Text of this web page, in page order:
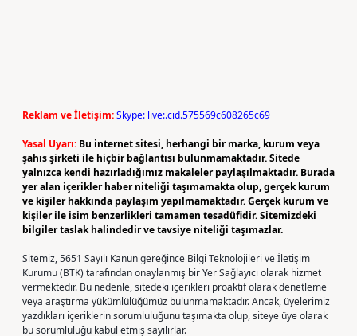
Reklam ve İletişim:Skype: live:.cid.575569c608265c69
Yasal Uyarı: Bu internet sitesi, herhangi bir marka, kurum veya
şahıs şirketi ile hiçbir bağlantısı bulunmamaktadır. Sitede
yalnızca kendi hazırladığımız makaleler paylaşılmaktadır. Burada
yer alan içerikler haber niteliği taşımamakta olup, gerçek kurum
ve kişiler hakkında paylaşım yapılmamaktadır. Gerçek kurum ve
kişiler ile isim benzerlikleri tamamen tesadüfidir. Sitemizdeki
bilgiler taslak halindedir ve tavsiye niteliği taşımazlar.
Sitemiz, 5651 Sayılı Kanun gereğince Bilgi Teknolojileri ve İletişim
Kurumu (BTK) tarafından onaylanmış bir Yer Sağlayıcı olarak hizmet
vermektedir. Bu nedenle, sitedeki içerikleri proaktif olarak denetleme
veya araştırma yükümlülüğümüz bulunmamaktadır. Ancak, üyelerimiz
yazdıkları içeriklerin sorumluluğunu taşımakta olup, siteye üye olarak
bu sorumluluğu kabul etmiş sayılırlar.